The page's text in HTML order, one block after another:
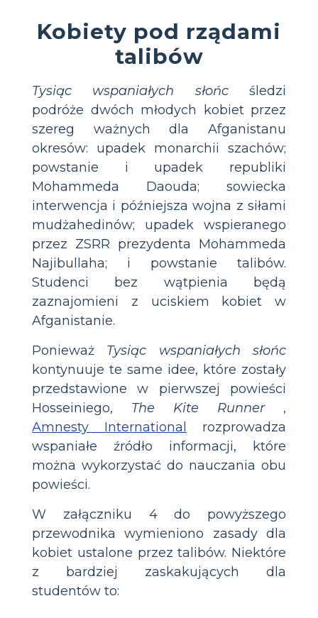
Kobiety pod rządami
talibów
Tysiąc wspaniałych słońcśledzi
podróże dwóch młodych kobiet przez
szereg ważnych dla Afganistanu
okresów: upadek monarchii szachów;
powstanie i upadek republiki
Mohammeda Daouda; sowiecka
interwencja i późniejsza wojna z siłami
mudżahedinów; upadek wspieranego
przez ZSRR prezydenta Mohammeda
Najibullaha; i powstanie talibów.
Studenci bez wątpienia będą
zaznajomieni z uciskiem kobiet w
Afganistanie.
Ponieważ Tysiąc wspaniałych słońc
kontynuuje te same idee, które zostały
przedstawione w pierwszej powieści
Hosseiniego, The Kite Runner
,
Amnesty International
rozprowadza
wspaniałe źródło informacji, które
można wykorzystać do nauczania obu
powieści.
W załączniku 4 do powyższego
przewodnika wymieniono zasady dla
kobiet ustalone przez talibów. Niektóre
z bardziej zaskakujących dla
studentów to: